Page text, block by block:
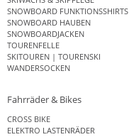
SNOWBOARD FUNKTIONSSHIRTS
SNOWBOARD HAUBEN
SNOWBOARDJACKEN
TOURENFELLE
SKITOUREN | TOURENSKI
WANDERSOCKEN
Fahrräder & Bikes
CROSS BIKE
ELEKTRO LASTENRÄDER